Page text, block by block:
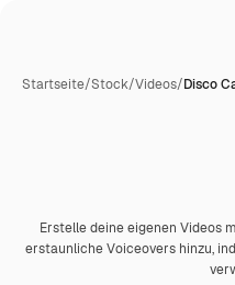
Startseite/Stock/Videos/Disco
Premium
Erstelle deine eigenen Videos
erstaunliche Voiceovers hinzu,